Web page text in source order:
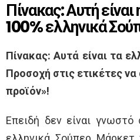
Πίνακας: Αυτή
100% ελληνικά
Πίνακας: Αυτά είναι τα
Προσοχή στις ετικέτες
προϊόν»!
Επειδή δεν είναι γνωστό